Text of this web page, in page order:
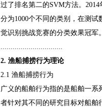
过了排名第二的SVM方法。
分为1000个不同的类别，在测试
觉识别挑战竞赛的分类效果冠军
2. 渔船捕捞行为理论
2.1 渔船捕捞行为
广义的船舶行为指的是船舶一
者针对其不同的研究目标对船